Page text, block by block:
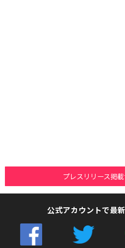
プレスリリース掲
公式アカウントで最